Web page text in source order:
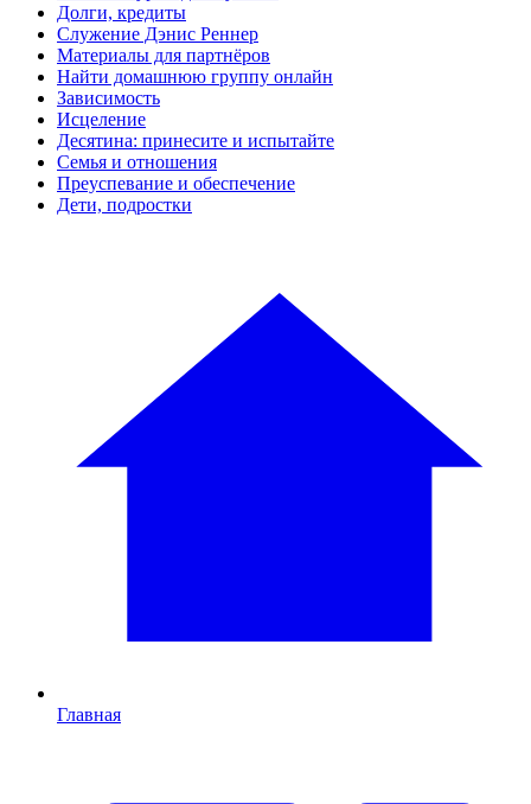
Долги, кредиты
Служение Дэнис Реннер
Материалы для партнёров
Найти домашнюю группу онлайн
Зависимость
Исцеление
Десятина: принесите и испытайте
Семья и отношения
Преуспевание и обеспечение
Дети, подростки
Главная